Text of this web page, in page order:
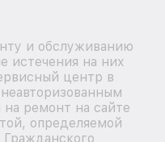
и обслуживанию
истечения на них
центр в
ремонт на сайте
определяемой